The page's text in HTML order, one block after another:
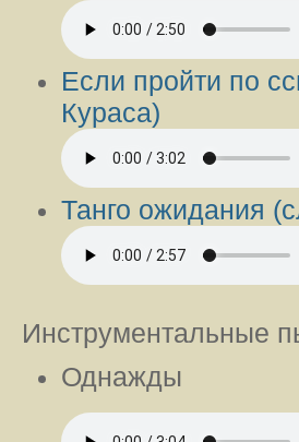
Eсли пройти по
Кураса)
Танго ожидания
Инструментальные
Однажды